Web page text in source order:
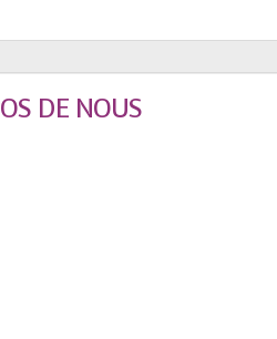
DE NOUS